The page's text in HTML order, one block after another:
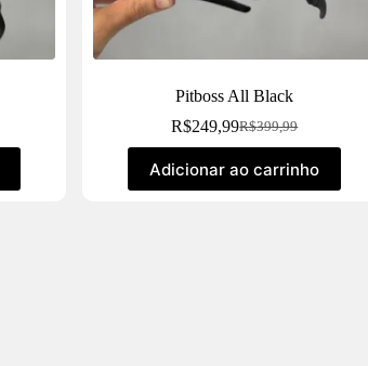
Pitboss All Black
R$399,99
R$249,99
Adicionar ao carrinho